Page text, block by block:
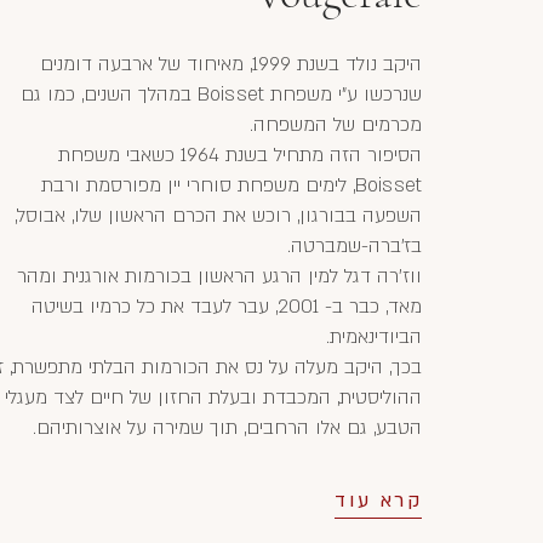
היקב נולד בשנת 1999, מאיחוד של ארבעה דומנים
שנרכשו ע"י משפחת Boisset במהלך השנים, כמו גם
מכרמים של המשפחה.
הסיפור הזה מתחיל בשנת 1964 כשאבי משפחת
Boisset, לימים משפחת סוחרי יין מפורסמת ורבת
השפעה בבורגון, רוכש את הכרם הראשון שלו, אבוסל,
בז'ברה-שמברטה.
ווז'רה דגל למין הרגע הראשון בכורמות אורגנית ומהר
מאד, כבר ב- 2001, עבר לעבד את כל כרמיו בשיטה
הביודינאמית.
בכך, היקב מעלה על נס את הכורמות הבלתי מתפשרת,
ההוליסטית, המכבדת ובעלת החזון של חיים לצד מעגלי
הטבע, גם אלו הרחבים, תוך שמירה על אוצרותיהם.
קרא עוד